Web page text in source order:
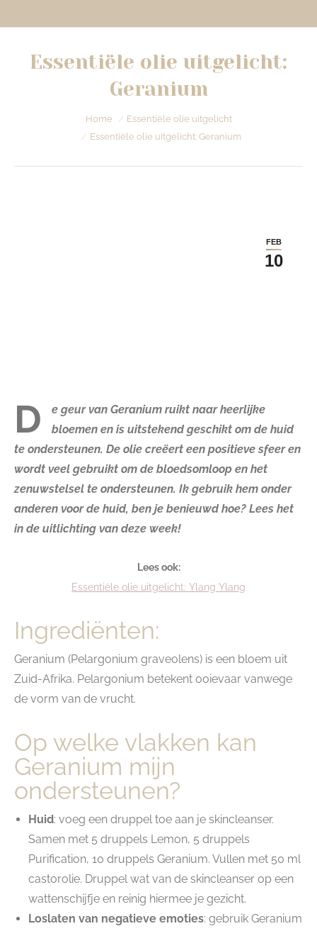
Essentiële olie uitgelicht:
Geranium
Home
Essentiële olie uitgelicht
Essentiële olie uitgelicht: Geranium
FEB
10
D
e geur van Geranium ruikt naar heerlijke
bloemen en is uitstekend geschikt om de huid
te ondersteunen. De olie creëert een positieve sfeer en
wordt veel gebruikt om de bloedsomloop en het
zenuwstelsel te ondersteunen. Ik gebruik hem onder
anderen voor de huid, ben je benieuwd hoe? Lees het
in de uitlichting van deze week!
Lees ook:
Essentiële olie uitgelicht: Ylang Ylang
Ingrediënten:
Geranium (Pelargonium graveolens) is een bloem uit
Zuid-Afrika. Pelargonium betekent ooievaar vanwege
de vorm van de vrucht.
Op welke vlakken kan
Geranium mijn
ondersteunen?
Huid: voeg een druppel toe aan je skincleanser.
Samen met 5 druppels Lemon, 5 druppels
Purification, 10 druppels Geranium. Vullen met 50 ml
castorolie. Druppel wat van de skincleanser op een
wattenschijfje en reinig hiermee je gezicht.
Loslaten van negatieve emoties: gebruik Geranium